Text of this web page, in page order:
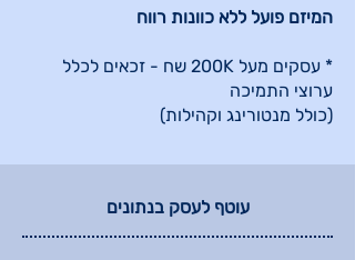
המיזם פועל ללא כוונות רווח
* עסקים מעל 200K שח - זכאים לכלל
ערוצי התמיכה
(כולל מנטורינג וקהילות)
עוטף לעסקבנתונים